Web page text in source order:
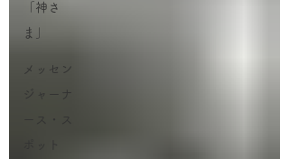
「神さ
ま」
メッセン
ジャーナ